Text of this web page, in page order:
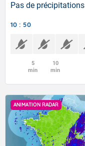
Pas de précipitations
10 : 50
5
min
10
min
ANIMATION RADAR